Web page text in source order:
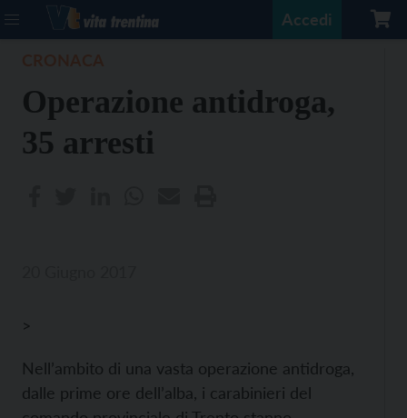
Accedi
Operazione antidroga,
35 arresti
>
Nell’ambito di una vasta operazione antidroga,
dalle prime ore dell’alba, i carabinieri del